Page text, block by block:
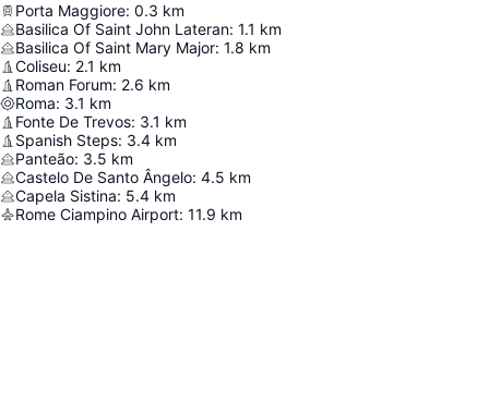
Porta Maggiore: 0.3 km
Basilica Of Saint John Lateran: 1.1 km
Basilica Of Saint Mary Major: 1.8 km
Coliseu: 2.1 km
Roman Forum: 2.6 km
Roma: 3.1 km
Fonte De Trevos: 3.1 km
Spanish Steps: 3.4 km
Panteão: 3.5 km
Castelo De Santo Ângelo: 4.5 km
Capela Sistina: 5.4 km
Rome Ciampino Airport: 11.9 km